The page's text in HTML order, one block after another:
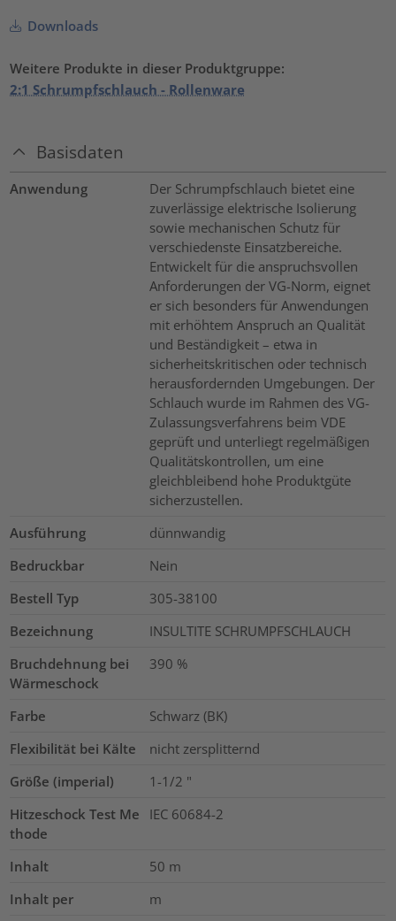
Downloads
Weitere Produkte in dieser Produktgruppe:
2:1 Schrumpfschlauch - Rollenware
Basisdaten
Anwendung
Der Schrumpfschlauch bietet eine
zuverlässige elektrische Isolierung
sowie mechanischen Schutz für
verschiedenste Einsatzbereiche.
Entwickelt für die anspruchsvollen
Anforderungen der VG-Norm, eignet
er sich besonders für Anwendungen
mit erhöhtem Anspruch an Qualität
und Beständigkeit – etwa in
sicherheitskritischen oder technisch
herausfordernden Umgebungen. Der
Schlauch wurde im Rahmen des VG-
Zulassungsverfahrens beim VDE
geprüft und unterliegt regelmäßigen
Qualitätskontrollen, um eine
gleichbleibend hohe Produktgüte
sicherzustellen.
Ausführung
dünnwandig
Bedruckbar
Nein
Bestell Typ
305-38100
Bezeichnung
INSULTITE SCHRUMPFSCHLAUCH
Bruchdehnung bei
Wärmeschock
390 %
Farbe
Schwarz (BK)
Flexibilität bei Kälte
nicht zersplitternd
Größe (imperial)
1-1/2 "
Hitzeschock Test Me
thode
IEC 60684-2
Inhalt 50 m
Inhalt per
m